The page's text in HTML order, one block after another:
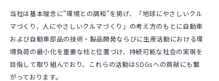
当社は基本理念に"環境との調和"を掲げ、「地球にやさしいクル
マづくり、人にやさしいクルマづくり」の考え方のもとに自動車
および自動車部品の技術・製品開発ならびに生産活動における環
境負荷の最小化を重要な柱と位置づけ、持続可能な社会の実現を
目指して取り組んでおり、これらの活動はSDGsへの貢献にも繋
がっております。